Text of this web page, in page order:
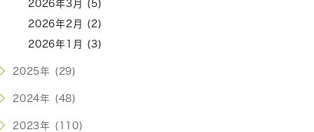
2026年3月 (5)
2026年2月 (2)
2026年1月 (3)
2025年 (29)
2024年 (48)
2023年 (110)